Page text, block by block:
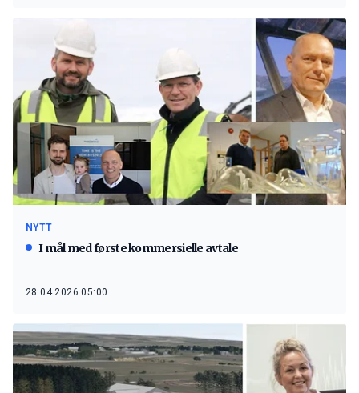
NYTT
I mål med første kommersielle avtale
28.04.2026 05:00